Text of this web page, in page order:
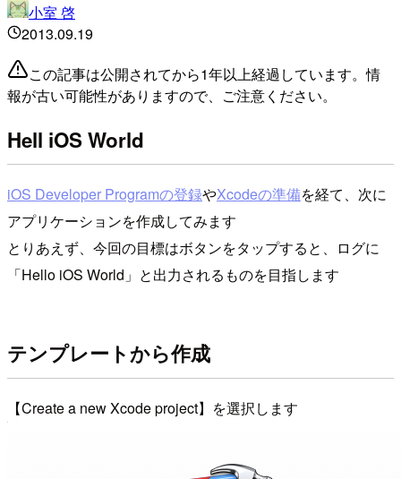
小室 啓
2013.09.19
この記事は公開されてから1年以上経過しています。情
報が古い可能性がありますので、ご注意ください。
Hell iOS World
iOS Developer Programの登録やXcodeの準備を経て、次に
アプリケーションを作成してみます
とりあえず、今回の目標はボタンをタップすると、ログに
「Hello iOS World」と出力されるものを目指します
テンプレートから作成
【Create a new Xcode project】を選択します